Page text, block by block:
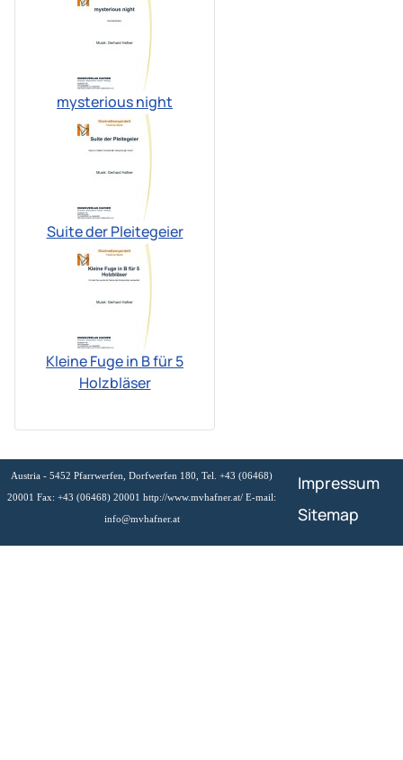
mysterious night
Suite der Pleitegeier
Kleine Fuge in B für 5
Holzbläser
Austria - 5452 Pfarrwerfen, Dorfwerfen 180, Tel. +43 (06468)
20001 Fax: +43 (06468) 20001 http://www.mvhafner.at/ E-mail:
info@mvhafner.at
Impressum
Sitemap